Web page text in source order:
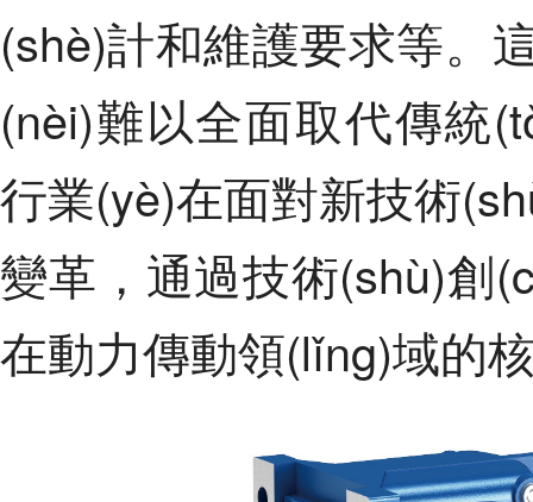
(shè)計和維護要求等
(nèi)難以全面取代傳統
行業(yè)在面對新技術
變革，通過技術(shù)
在動力傳動領(lǐng)域的核